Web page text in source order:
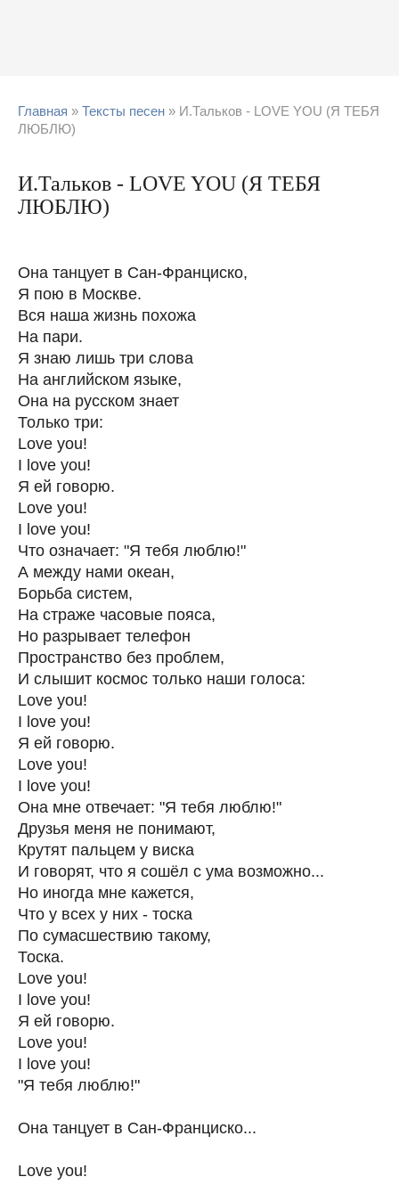
Главная » Тексты песен » И.Тальков - LOVE YOU (Я ТЕБЯ
ЛЮБЛЮ)
И.Тальков - LOVE YOU (Я ТЕБЯ
ЛЮБЛЮ)
Она танцует в Сан-Франциско,
Я пою в Москве.
Вся наша жизнь похожа
На пари.
Я знаю лишь три слова
На английском языке,
Она на русском знает
Только три:
Love you!
I love you!
Я ей говорю.
Love you!
I love you!
Что означает: "Я тебя люблю!"
А между нами океан,
Борьба систем,
На страже часовые пояса,
Но разрывает телефон
Пространство без проблем,
И слышит космос только наши голоса:
Love you!
I love you!
Я ей говорю.
Love you!
I love you!
Она мне отвечает: "Я тебя люблю!"
Друзья меня не понимают,
Крутят пальцем у виска
И говорят, что я сошёл с ума возможно...
Но иногда мне кажется,
Что у всех у них - тоска
По сумасшествию такому,
Тоска.
Love you!
I love you!
Я ей говорю.
Love you!
I love you!
"Я тебя люблю!"
Она танцует в Сан-Франциско...
Love you!